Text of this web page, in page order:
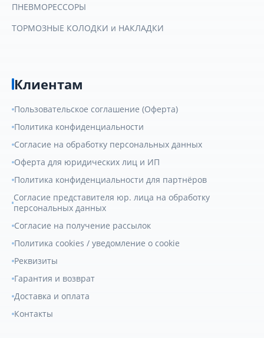
ПНЕВМОРЕССОРЫ
ТОРМОЗНЫЕ КОЛОДКИ и НАКЛАДКИ
Клиентам
Пользовательское соглашение (Оферта)
Политика конфиденциальности
Согласие на обработку персональных данных
Оферта для юридических лиц и ИП
Политика конфиденциальности для партнёров
Согласие представителя юр. лица на обработку
персональных данных
Согласие на получение рассылок
Политика cookies / уведомление о cookie
Реквизиты
Гарантия и возврат
Доставка и оплата
Контакты